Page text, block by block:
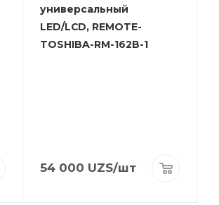
универсальный
LED/LCD, REMOTE-
TOSHIBA-RM-162B-1
54 000 UZS/шт